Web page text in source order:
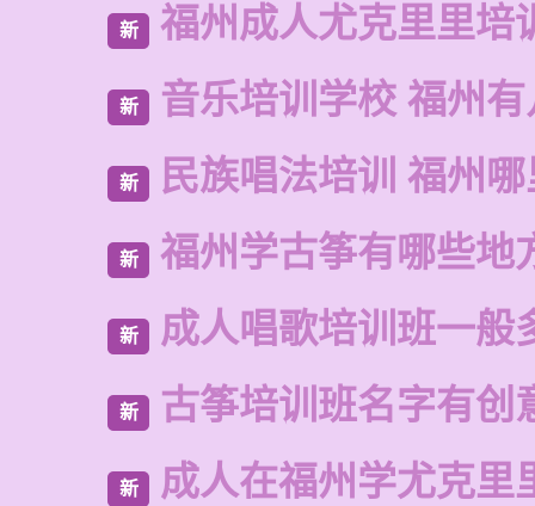
新 福州成人尤克里里培
新 音乐培训学校 福州
新 民族唱法培训 福州
新 福州学古筝有哪些地
新 成人唱歌培训班一般
新 古筝培训班名字有创
新 成人在福州学尤克里